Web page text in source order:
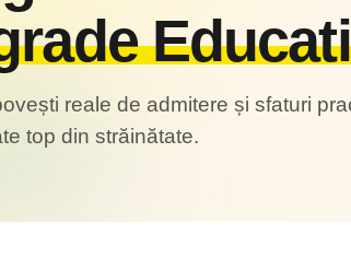
reale de admitere și sfaturi
top din străinătate.